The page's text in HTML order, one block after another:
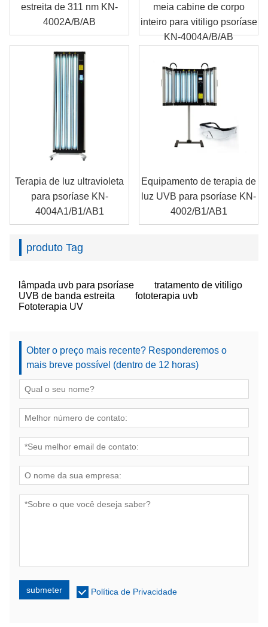
estreita de 311 nm KN-
4002A/B/AB
meia cabine de corpo
inteiro para vitiligo psoríase
KN-4004A/B/AB
Terapia de luz ultravioleta
para psoríase KN-
4004A1/B1/AB1
Equipamento de terapia de
luz UVB para psoríase KN-
4002/B1/AB1
produto Tag
lâmpada uvb para psoríase
tratamento de vitiligo
UVB de banda estreita
fototerapia uvb
Fototerapia UV
Obter o preço mais recente? Responderemos o
mais breve possível (dentro de 12 horas)
submeter Política de Privacidade